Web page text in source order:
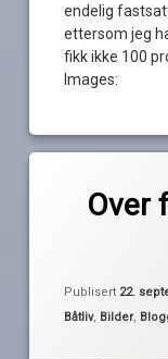
endelig
ettersom jeg
fikk ikke 100
Images:
Over
Publisert 22.
Kategorier:
Båtliv, Bilder,
Stavern